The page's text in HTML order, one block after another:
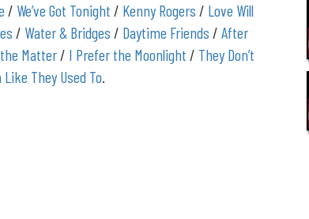
/ We’ve Got Tonight / Kenny Rogers / Love Will
/ Water & Bridges / Daytime Friends /After
Matter/ I Prefer the Moonlight / They Don’t
They Used To.